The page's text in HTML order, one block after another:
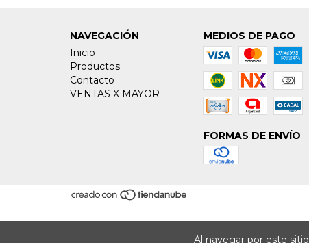
Al navegar por este sitio
NAVEGACIÓN
Inicio
Productos
Contacto
VENTAS X MAYOR
MEDIOS DE PAGO
FORMAS DE ENVÍO